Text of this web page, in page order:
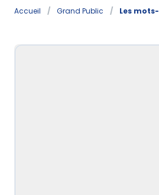
Accueil / Grand Public / Les